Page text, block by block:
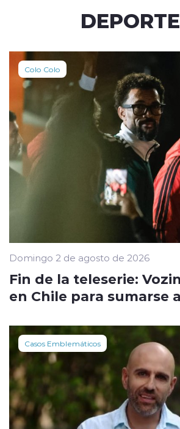
Colo Colo
Domingo 2 de agosto de 2026
Fin de la teleserie:
en Chile para sumarse
Casos Emblemáticos